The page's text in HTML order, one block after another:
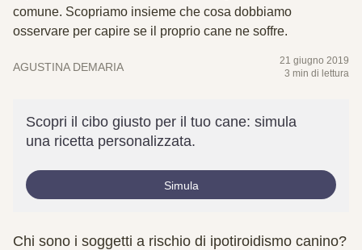
comune. Scopriamo insieme che cosa dobbiamo
osservare per capire se il proprio cane ne soffre.
AGUSTINA DEMARIA
21 giugno 2019
3 min di lettura
Scopri il cibo giusto per il tuo cane: simula
una ricetta personalizzata.
Simula
Chi sono i soggetti a rischio di ipotiroidismo canino?